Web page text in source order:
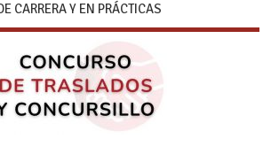
CARRERA Y EN PRÁCTICAS